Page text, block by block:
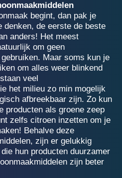
begint, dan pak je
denken, de eerste de beste
anders! Het meest
om geen
Maar soms kun je
om alles weer blinkend
veel
het milieu zo min mogelijk
afbreekbaar zijn. Zo kun
producten als groene zeep
zelfs citroen inzetten om je
Behalve deze
zijn er gelukkig
hun producten duurzamer
zijn beter